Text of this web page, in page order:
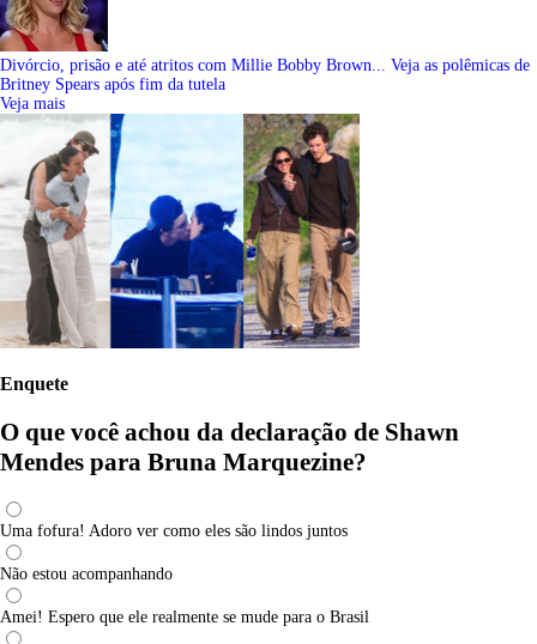
Divórcio, prisão e até atritos com Millie Bobby Brown... Veja as polêmicas de
Britney Spears após fim da tutela
Veja mais
Enquete
O que você achou da declaração de Shawn
Mendes para Bruna Marquezine?
Uma fofura! Adoro ver como eles são lindos juntos
Não estou acompanhando
Amei! Espero que ele realmente se mude para o Brasil